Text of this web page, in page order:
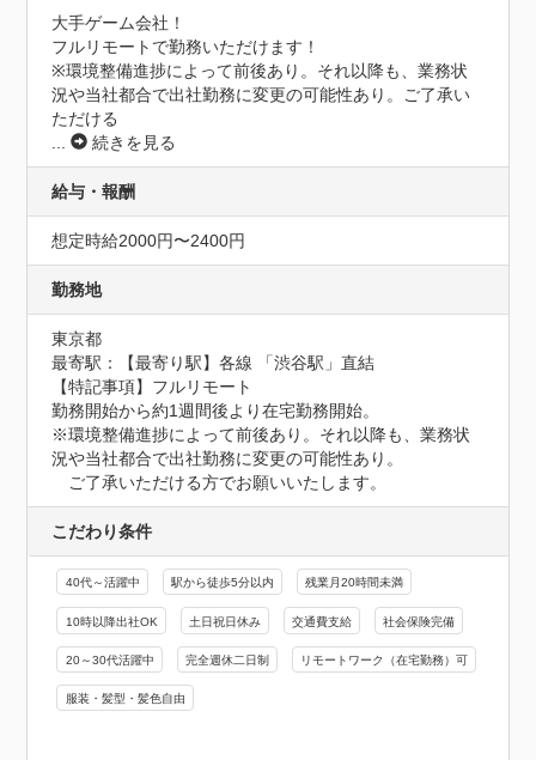
大手ゲーム会社！
フルリモートで勤務いただけます！
※環境整備進捗によって前後あり。それ以降も、業務状
況や当社都合で出社勤務に変更の可能性あり。ご了承い
ただける
...
続きを見る
給与・報酬
想定時給2000円〜2400円
勤務地
東京都
最寄駅：【最寄り駅】各線 「渋谷駅」直結
【特記事項】フルリモート
勤務開始から約1週間後より在宅勤務開始。
※環境整備進捗によって前後あり。それ以降も、業務状
況や当社都合で出社勤務に変更の可能性あり。
ご了承いただける方でお願いいたします。
こだわり条件
40代～活躍中 駅から徒歩5分以内 残業月20時間未満
10時以降出社OK 土日祝日休み 交通費支給 社会保険完備
20～30代活躍中 完全週休二日制 リモートワーク（在宅勤務）可
服装・髪型・髪色自由